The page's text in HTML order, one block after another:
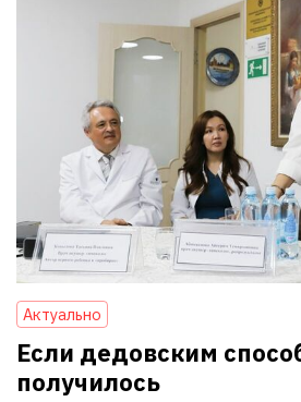
Актуально
Если дедовским
получилось